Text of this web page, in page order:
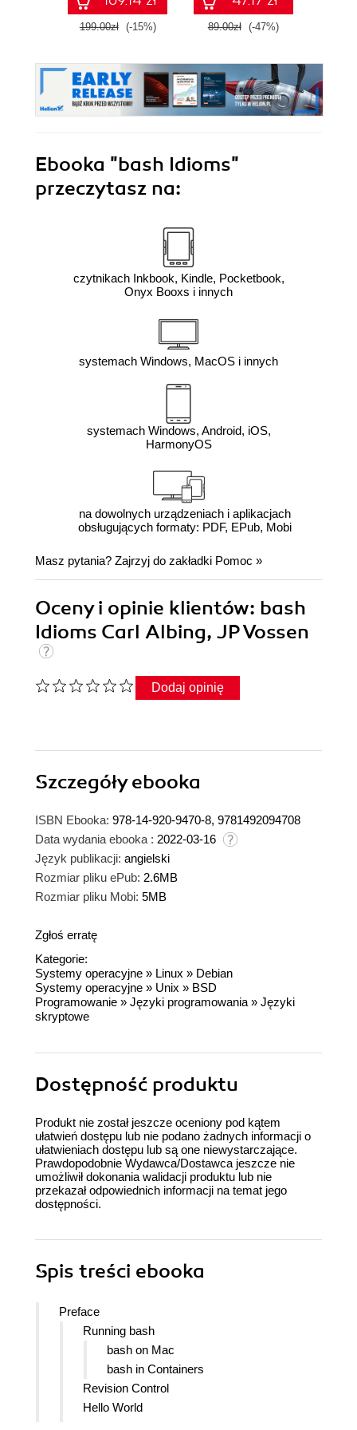
199.00zł (-15%) 89.00zł (-47%)
Ebooka "bash Idioms"
przeczytasz na:
czytnikach Inkbook, Kindle, Pocketbook,
Onyx Booxs i innych
systemach Windows, MacOS i innych
systemach Windows, Android, iOS,
HarmonyOS
na dowolnych urządzeniach i aplikacjach
obsługujących formaty: PDF, EPub, Mobi
Masz pytania? Zajrzyj do zakładki Pomoc »
Oceny i opinie klientów: bash
Idioms Carl Albing, JP Vossen
Dodaj opinię
Szczegółyebooka
ISBN Ebooka: 978-14-920-9470-8, 9781492094708
Data wydania ebooka : 2022-03-16
Język publikacji: angielski
Rozmiar pliku ePub: 2.6MB
Rozmiar pliku Mobi: 5MB
Zgłoś erratę
Kategorie:
Systemy operacyjne » Linux » Debian
Systemy operacyjne » Unix » BSD
Programowanie » Języki programowania » Języki
skryptowe
Dostępność produktu
Produkt nie został jeszcze oceniony pod kątem
ułatwień dostępu lub nie podano żadnych informacji o
ułatwieniach dostępu lub są one niewystarczające.
Prawdopodobnie Wydawca/Dostawca jeszcze nie
umożliwił dokonania walidacji produktu lub nie
przekazał odpowiednich informacji na temat jego
dostępności.
Spis treści ebooka
Preface
Running bash
bash on Mac
bash in Containers
Revision Control
Hello World